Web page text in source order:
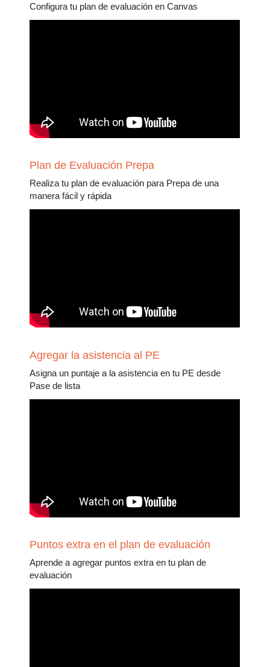
Configura tu plan de evaluación en Canvas
Plan de Evaluación Prepa
Realiza tu plan de evaluación para Prepa de una
manera fácil y rápida
Agregar la asistencia al PE
Asigna un puntaje a la asistencia en tu PE desde
Pase de lista
Puntos extra en el plan de evaluación
Aprende a agregar puntos extra en tu plan de
evaluación